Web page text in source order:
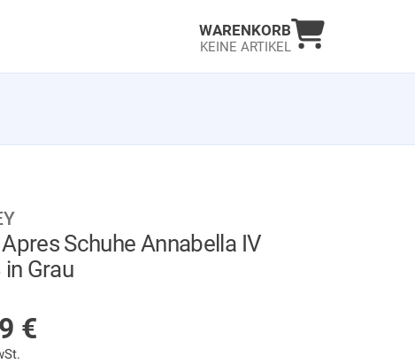
WARENKORB
KEINE ARTIKEL
Warenkorb
Schuhe Annabella IV
Grau
€